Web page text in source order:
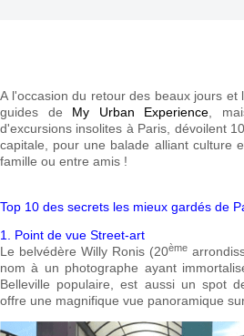
A l'occasion du retour des beaux jours et
guides de My Urban Experience ,
d'excursions insolites à Paris, dévoilent
capitale, pour une balade alliant culture
famille ou entre amis !
Top 10 des secrets les mieux gardés de
1. Point de vue Street-art
Le belvédère Willy Ronis (20ème
nom à un photographe ayant
Belleville populaire, est aussi un spot
offre une magnifique vue panoramique